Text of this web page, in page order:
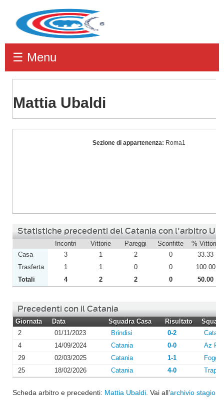
☰ Menu
Mattia Ubaldi
UbaldiSezione di appartenenza: Roma1
Statistiche precedenti del Catania con l'arbitro
Incontri Vittorie Pareggi Sconfitte % Vittorie
Casa
3 1 2 0
33.33
Trasferta
1 1 0 0
100.00
Totali
4 2 2 0 50.00
Precedenti con il Catania
Giornata Data Squadra Casa Risultato
2
01/11/2023 Brindisi 0-2
4
14/09/2024 Catania 0-0
Az
29
02/03/2025 Catania 1-1
Foggia
25
18/02/2026 Catania 4-0
Scheda arbitro e precedenti: Mattia Ubaldi . Vai all’archivio stagioni